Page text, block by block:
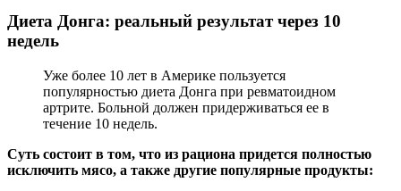
Диета Донга: реальный результат через 10
недель
Уже более 10 лет в Америке пользуется
популярностью диета Донга при ревматоидном
артрите. Больной должен придерживаться ее в
течение 10 недель.
Суть состоит в том, что из рациона придется полностью
исключить мясо, а также другие популярные продукты: